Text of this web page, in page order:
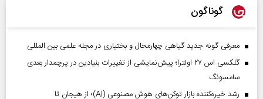
گوناگون
معرفی گونه جدید گیاهی چهارمحال و بختیاری در مجله علمی بین المللی
گلکسی اس ۲۷ اولترا؛ پیش‌نمایشی از تغییرات بنیادین در پرچمدار بعدی
سامسونگ
رشد خیره‌کننده بازار توکن‌های هوش مصنوعی (AI)؛ از هیجان تا